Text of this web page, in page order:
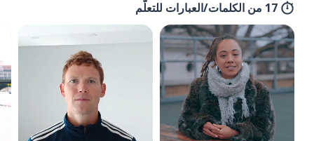
17 من الكلمات/العبارات للتعلُّم